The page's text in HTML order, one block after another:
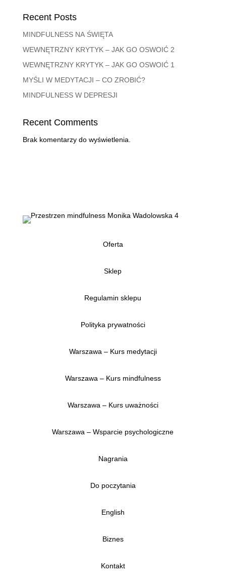
Recent Posts
MINDFULNESS NA ŚWIĘTA
WEWNĘTRZNY KRYTYK – JAK GO OSWOIĆ 2
WEWNĘTRZNY KRYTYK – JAK GO OSWOIĆ 1
MYŚLI W MEDYTACJI – CO ZROBIĆ?
MINDFULNESS W DEPRESJI
Recent Comments
Brak komentarzy do wyświetlenia.
Oferta
Sklep
Regulamin sklepu
Polityka prywatności
Warszawa – Kurs medytacji
Warszawa – Kurs mindfulness
Warszawa – Kurs uważności
Warszawa – Wsparcie psychologiczne
Nagrania
Do poczytania
English
Biznes
Kontakt